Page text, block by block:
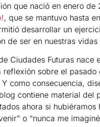
que nació en enero
, que se mantuvo hasta
desarrollar un
de ser en nuestras vidas
Ciudades Futuras
reflexión sobre el
como consecuencia,
contiene material
ahora si
o “nunca me